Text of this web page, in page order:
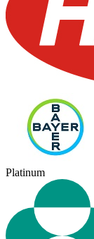
Platinum